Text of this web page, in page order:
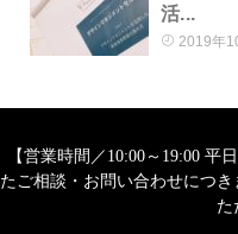
活...
2019年
【営業時間／10:00～19:00 平
たご相談・お問い合わせにつ
た